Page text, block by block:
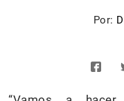
Por: